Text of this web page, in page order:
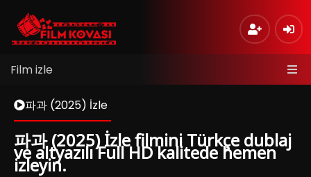
Film izle
파과 (2025) İzle
파과 (2025) İzle filmini Türkçe dublaj
ve altyazılı Full HD kalitede hemen
izleyin.